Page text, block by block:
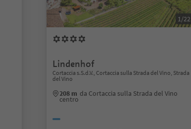
1/22
Lindenhof
Cortaccia s.S.d.V., Cortaccia sulla Strada del Vino, Strada
del Vino
208 m da Cortaccia sulla Strada del Vino
centro